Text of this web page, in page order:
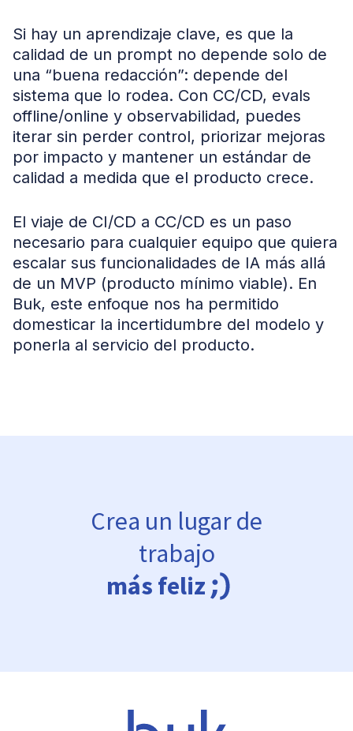
Si hay un aprendizaje clave, es que la
calidad de un prompt no depende solo de
una “buena redacción”: depende del
sistema que lo rodea. Con CC/CD, evals
offline/online y observabilidad, puedes
iterar sin perder control, priorizar mejoras
por impacto y mantener un estándar de
calidad a medida que el producto crece.
El viaje de CI/CD a CC/CD es un paso
necesario para cualquier equipo que quiera
escalar sus funcionalidades de IA más allá
de un MVP (producto mínimo viable). En
Buk, este enfoque nos ha permitido
domesticar la incertidumbre del modelo y
ponerla al servicio del producto.
Crea un lugar de
trabajo
más feliz